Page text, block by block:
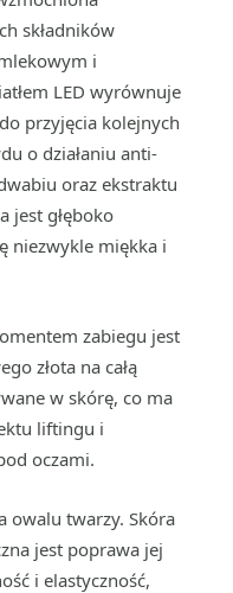
składników
i
LED wyrównuje
przyjęcia kolejnych
o działaniu anti-
oraz ekstraktu
jest głęboko
niezwykle miękka i
zabiegu jest
złota na całą
w skórę, co ma
liftingu i
oczami.
owalu twarzy. Skóra
jest poprawa jej
i elastyczność,